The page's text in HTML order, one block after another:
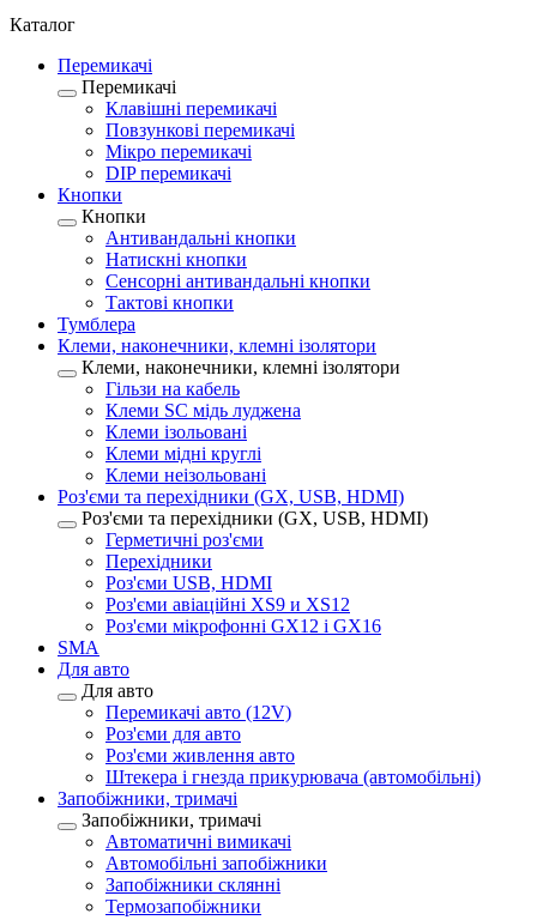
Каталог
Перемикачі
Перемикачі
Клавішні перемикачі
Повзункові перемикачі
Мікро перемикачі
DIP перемикачі
Кнопки
Кнопки
Антивандальні кнопки
Натискні кнопки
Сенсорні антивандальні кнопки
Тактові кнопки
Тумблера
Клеми, наконечники, клемні ізолятори
Клеми, наконечники, клемні ізолятори
Гільзи на кабель
Клеми SC мідь луджена
Клеми ізольовані
Клеми мідні круглі
Клеми неізольовані
Роз'єми та перехідники (GX, USB, HDMI)
Роз'єми та перехідники (GX, USB, HDMI)
Герметичні роз'єми
Перехідники
Роз'єми USB, HDMI
Роз'єми авіаційні XS9 и XS12
Роз'єми мікрофонні GX12 і GX16
SMA
Для авто
Для авто
Перемикачі авто (12V)
Роз'єми для авто
Роз'єми живлення авто
Штекера і гнезда прикурювача (автомобільні)
Запобіжники, тримачі
Запобіжники, тримачі
Автоматичні вимикачі
Автомобільні запобіжники
Запобіжники склянні
Термозапобіжники